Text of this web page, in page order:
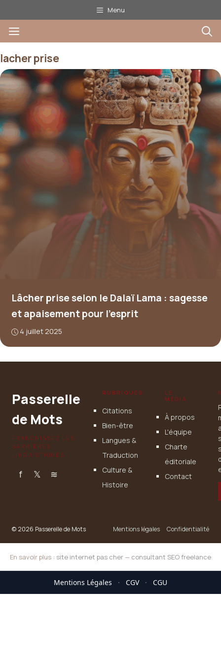
au
contenu
Menu
Menu
lacher prise
Lâcher prise selon le Dalaï Lama : sagesse
et apaisement pour l’esprit
4 juillet 2025
Passerelle
de Mots
FRANCHISSEZ LES
BARRIÈRES
LINGUISTIQUES
f 𝕏 ≋
RUBRIQUES
Citations
Bien-être
Langues &
Traduction
Culture &
Histoire
LE
MÉDIA
À propos
L'équipe
Charte
éditoriale
Contact
© 2026 Passerelle de Mots Mentions légales Confidentialité
En savoir plus : site internet pas cher — consultant SEO freelance
Mentions Légales · CGV · CGU